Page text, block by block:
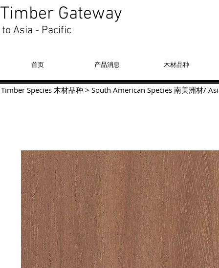
Timber Gateway
to Asia - Pacific
首页 产品消息 木材品种
Timber Species 木材品种 > South American Species 南美洲材/